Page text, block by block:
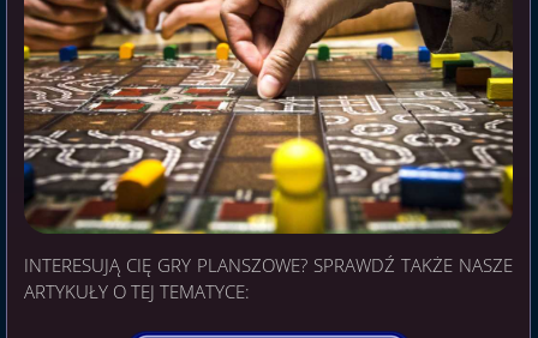
INTERESUJĄ CIĘ GRY PLANSZOWE? SPRAWDŹ TAKŻE NASZE
ARTYKUŁY O TEJ TEMATYCE: